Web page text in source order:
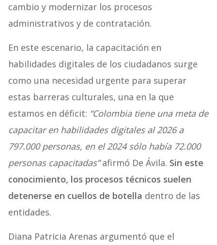
cambio y modernizar los procesos
administrativos y de contratación.
En este escenario, la capacitación en
habilidades digitales de los ciudadanos surge
como una necesidad urgente para superar
estas barreras culturales, una en la que
estamos en déficit: “Colombia tiene una meta de
capacitar en habilidades digitales al 2026 a
797.000 personas, en el 2024 sólo había 72.000
personas capacitadas”afirmó De Ávila. Sin este
conocimiento, los procesos técnicos suelen
detenerse en cuellos de botella dentro de las
entidades.
Diana Patricia Arenas argumentó que el